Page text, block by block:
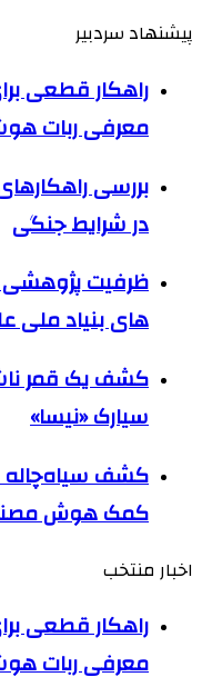
پیشنهاد سردبیر
راهکار قطعی
معرفی ربات
بررسی
در شرایط جنگی
ظرفیت پژوهشی
های بنیاد ملی
کشف یک قمر
سیارک «نیسا»
کشف سیاه‌چاله
کمک هوش
اخبار منتخب
راهکار قطعی
معرفی ربات